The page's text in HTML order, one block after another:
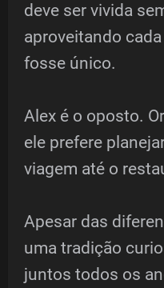
deve ser vivida
aproveitando
fosse único.
Alex é o oposto.
ele prefere
viagem até o
Apesar das
uma tradição
juntos todos os